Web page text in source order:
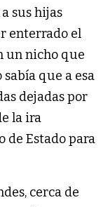
sus hijas
enterrado el
un nicho que
que a esa
dejadas por
la ira
de Estado para
cerca de